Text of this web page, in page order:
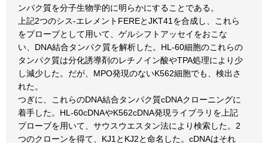
ンパク質を分子生物学的に明らかにすることである。
上記2つのシス-エレメントFEREとJKT41を合成し、これら
をプローブとして用いて、ゲルシフトアッセイをおこな
い、DNA結合タンパク質を解析した。HL-60細胞のこれらの
タンパク質は分化誘導剤のレチノイン酸やTPA処理により少
し減少した。だが、MPO発現のないK562細胞でも、検出さ
れた。
つぎに、これらのDNA結合タンパク質cDNAクローニングに
着手した。HL-60cDNAやK562cDNA発現ライブラリを上記
プローブを用いて、サウスウエスタン法により検索した。2
つのクローンを得て、KJ1とKJ2と命名した。cDNAはそれ